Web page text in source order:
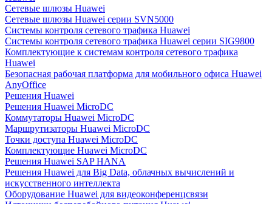
Сетевые шлюзы Huawei
Сетевые шлюзы Huawei серии SVN5000
Системы контроля сетевого трафика Huawei
Системы контроля сетевого трафика Huawei серии SIG9800
Комплектующие к системам контроля сетевого трафика
Huawei
Безопасная рабочая платформа для мобильного офиса Huawei
AnyOffice
Решения Huawei
Решения Huawei MicroDC
Коммутаторы Huawei MicroDC
Маршрутизаторы Huawei MicroDC
Точки доступа Huawei MicroDC
Комплектующие Huawei MicroDC
Решения Huawei SAP HANA
Решения Huawei для Big Data, облачных вычислений и
искусственного интеллекта
Оборудование Huawei для видеоконференцсвязи